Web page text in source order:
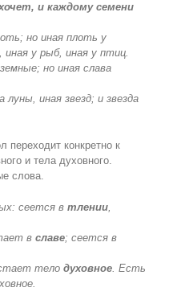
и каждому семени
но иная плоть у
иная у рыб, иная у птиц.
но иная слава
луны, иная звезд; и звезда
переходит конкретно к
и тела духовного.
слова.
сеется в тлении,
в славе; сеется в
тело духовное. Есть